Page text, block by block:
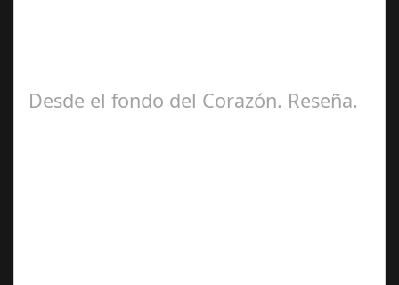
Desde el fondo del Corazón. Reseña.